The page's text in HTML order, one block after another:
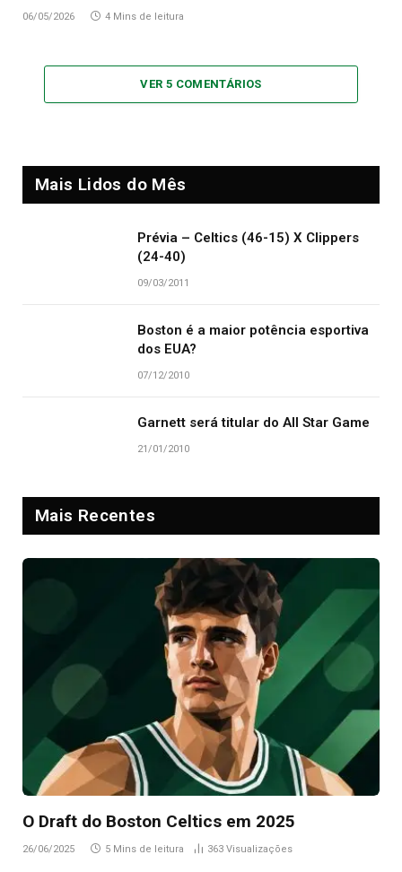
06/05/2026 4 Mins de leitura
VER 5 COMENTÁRIOS
Mais Lidos do Mês
Prévia – Celtics (46-15) X Clippers
(24-40)
09/03/2011
Boston é a maior potência esportiva
dos EUA?
07/12/2010
Garnett será titular do All Star Game
21/01/2010
Mais Recentes
O Draft do Boston Celtics em 2025
26/06/2025 5 Mins de leitura 363 Visualizações